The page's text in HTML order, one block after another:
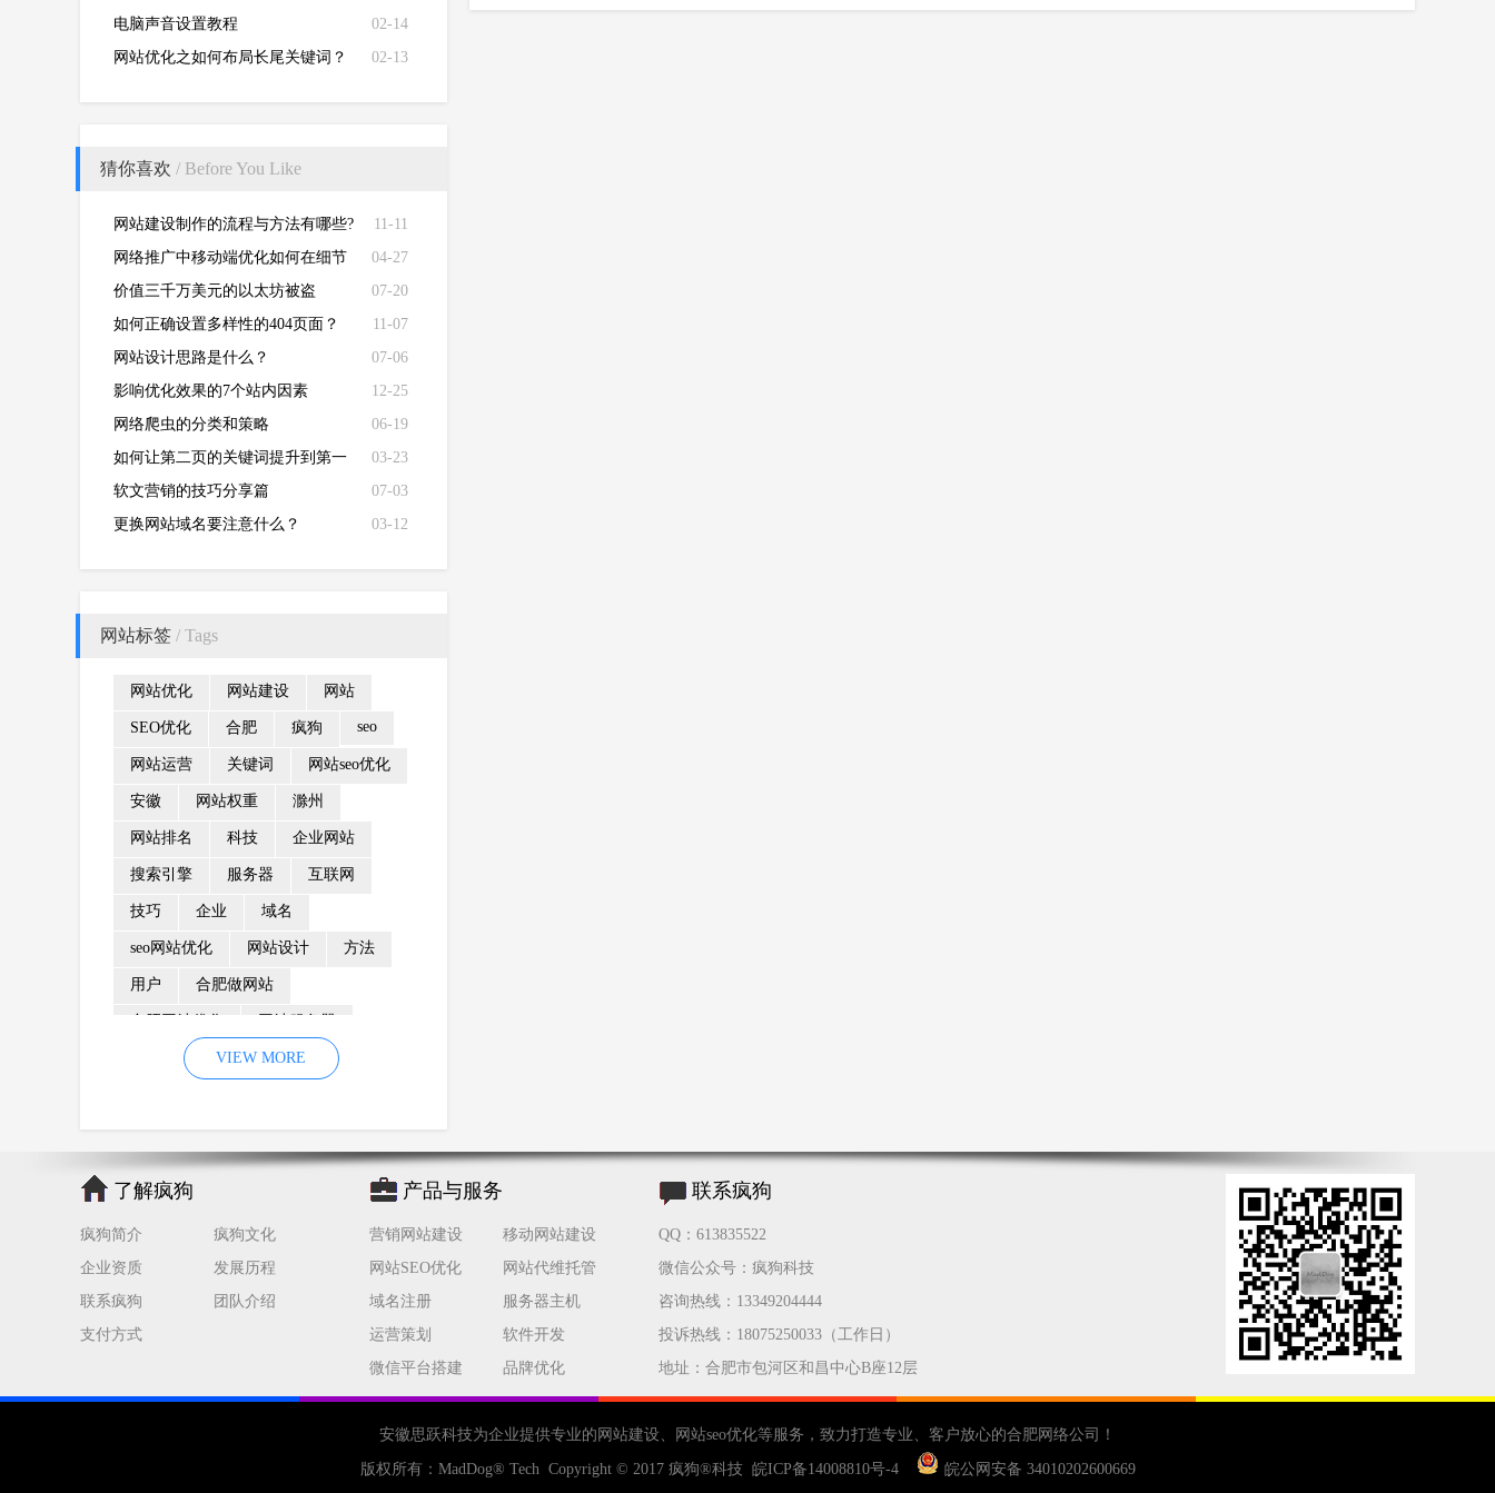
02-14
电脑声音设置教程
02-13
网站优化之如何布局长尾关键词？
猜你喜欢 / Before You Like
11-11
网站建设制作的流程与方法有哪些?
04-27
网络推广中移动端优化如何在细节
中取胜？
07-20
价值三千万美元的以太坊被盗
11-07
如何正确设置多样性的404页面？
07-06
网站设计思路是什么？
12-25
影响优化效果的7个站内因素
06-19
网络爬虫的分类和策略
03-23
如何让第二页的关键词提升到第一
页？
07-03
软文营销的技巧分享篇
03-12
更换网站域名要注意什么？
网站标签 / Tags
网站优化 网站建设 网站
SEO优化 合肥 疯狗 seo
网站运营 关键词 网站seo优化
安徽 网站权重 滁州
网站排名 科技 企业网站
搜索引擎 服务器 互联网
技巧 企业 域名
seo网站优化 网站设计 方法
用户 合肥做网站
优化 网站降权
企业网站建设 效果 页面
网络营销 因素 网络公司
网站流量
百度优化 网站收录
网站seo 专业
VIEW MORE
了解疯狗
疯狗简介
疯狗文化
企业资质
发展历程
联系疯狗
团队介绍
支付方式
产品与服务
营销网站建设
移动网站建设
网站SEO优化
网站代维托管
域名注册
服务器主机
运营策划
软件开发
微信平台搭建
品牌优化
联系疯狗
QQ：613835522
微信公众号：疯狗科技
咨询热线：13349204444
投诉热线：18075250033（工作日）
地址：合肥市包河区和昌中心B座12层
安徽思跃科技为企业提供专业的 网站建设 、 网站seo优化等服务，致力打造专业、客户放心的合肥网络公司 ！
版权所有： MadDog® Tech Copyright © 2017 疯狗®科技 皖ICP备14008810号-4 皖公网安备 34010202600669